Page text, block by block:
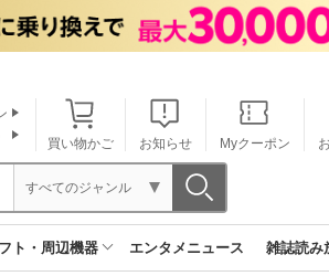
買い物かご お知らせ Myクーポン
すべてのジャンル
ト・周辺機器 エンタメニュース 雑誌読み